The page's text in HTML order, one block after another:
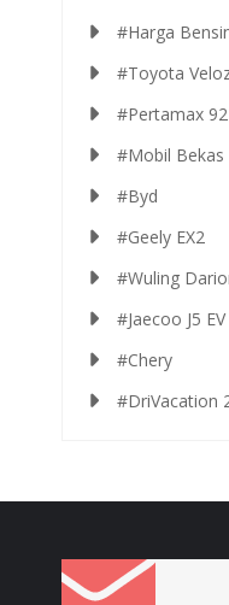
#Harga
#Toyota
#Pertamax 92
#Mobil Bekas
#Byd
#Geely EX2
#Wuling
#Jaecoo J5 EV
#Chery
#DriVacation